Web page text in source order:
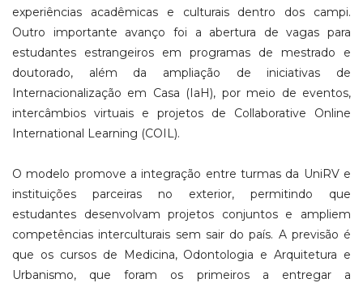
experiências acadêmicas e culturais dentro dos campi.
Outro importante avanço foi a abertura de vagas para
estudantes estrangeiros em programas de mestrado e
doutorado, além da ampliação de iniciativas de
Internacionalização em Casa (IaH), por meio de eventos,
intercâmbios virtuais e projetos de Collaborative Online
International Learning (COIL).
O modelo promove a integração entre turmas da UniRV e
instituições parceiras no exterior, permitindo que
estudantes desenvolvam projetos conjuntos e ampliem
competências interculturais sem sair do país. A previsão é
que os cursos de Medicina, Odontologia e Arquitetura e
Urbanismo, que foram os primeiros a entregar a